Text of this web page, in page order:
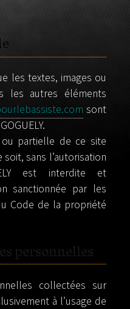
les textes, images ou
les autres éléments
sont
partielle de ce site
sans l’autorisation
est interdite et
sanctionnée par les
Code de la propriété
personnelles
collectées sur
à l’usage de